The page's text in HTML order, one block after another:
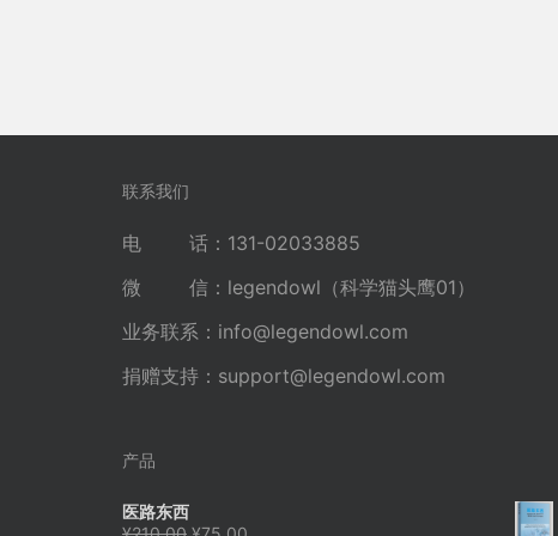
联系我们
电 话：131-02033885
微 信：legendowl（科学猫头鹰01）
业务联系： info@legendowl.com
捐赠支持： support@legendowl.com
产品
医路东西
原